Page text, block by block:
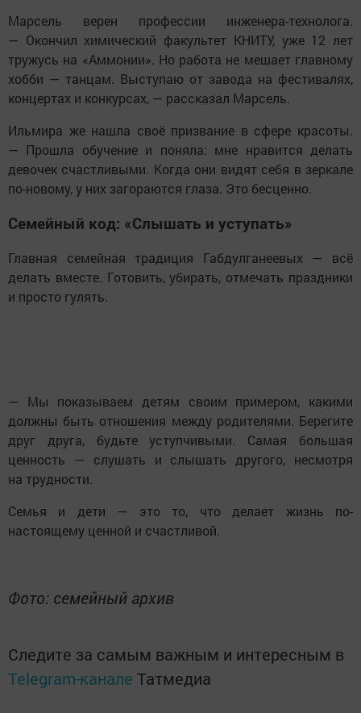
Марсель верен профессии инженера-технолога.
— Окончил химический факультет КНИТУ, уже 12 лет
тружусь на «Аммонии». Но работа не мешает главному
хобби — танцам. Выступаю от завода на фестивалях,
концертах и конкурсах, — рассказал Марсель.
Ильмира же нашла своё призвание в сфере красоты.
— Прошла обучение и поняла: мне нравится делать
девочек счастливыми. Когда они видят себя в зеркале
по-новому, у них загораются глаза. Это бесценно.
Семейный код: «Слышать и уступать»
Главная семейная традиция Габдулганеевых — всё
делать вместе. Готовить, убирать, отмечать праздники
и просто гулять.
— Мы показываем детям своим примером, какими
должны быть отношения между родителями. Берегите
друг друга, будьте уступчивыми. Самая большая
ценность — слушать и слышать другого, несмотря
на трудности.
Семья и дети — это то, что делает жизнь по-
настоящему ценной и счастливой.
Фото: семейный архив
Следите за самым важным и интересным в
Telegram-канале Татмедиа